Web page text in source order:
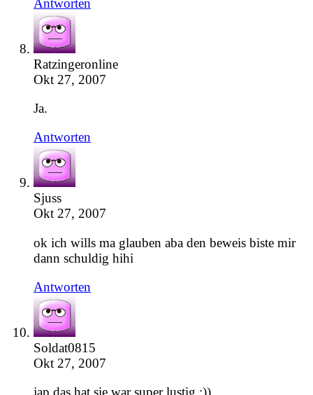
Antworten
Ratzingeronline
Okt 27, 2007
Ja.
Antworten
Sjuss
Okt 27, 2007
ok ich wills ma glauben aba den beweis biste mir
dann schuldig hihi
Antworten
Soldat0815
Okt 27, 2007
jap das hat sie war super lustig :))